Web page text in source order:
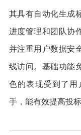
其具有自动化生成
进度管理和团队协
并注重用户数据安
线访问。基础功能
色的表现受到了用
手，能有效提高投标